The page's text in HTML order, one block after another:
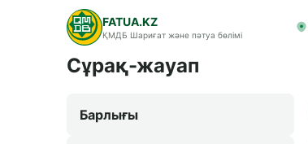
FATUA.KZ
ҚМДБ Шариғат және пәтуа бөлімі
Сұрақ-жауап
Барлығы